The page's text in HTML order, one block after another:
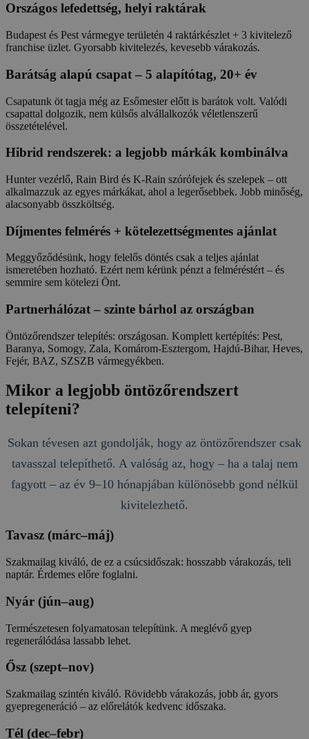
Országos lefedettség, helyi raktárak
Budapest és Pest vármegye területén 4 raktárkészlet + 3 kivitelező
franchise üzlet. Gyorsabb kivitelezés, kevesebb várakozás.
Barátság alapú csapat – 5 alapítótag, 20+ év
Csapatunk öt tagja még az Esőmester előtt is barátok volt. Valódi
csapattal dolgozik, nem külsős alvállalkozók véletlenszerű
összetételével.
Hibrid rendszerek: a legjobb márkák kombinálva
Hunter vezérlő, Rain Bird és K-Rain szórófejek és szelepek – ott
alkalmazzuk az egyes márkákat, ahol a legerősebbek. Jobb minőség,
alacsonyabb összköltség.
Díjmentes felmérés + kötelezettségmentes ajánlat
Meggyőződésünk, hogy felelős döntés csak a teljes ajánlat
ismeretében hozható. Ezért nem kérünk pénzt a felméréstért – és
semmire sem kötelezi Önt.
Partnerhálózat – szinte bárhol az országban
Öntözőrendszer telepítés: országosan. Komplett kertépítés: Pest,
Baranya, Somogy, Zala, Komárom-Esztergom, Hajdú-Bihar, Heves,
Fejér, BAZ, SZSZB vármegyékben.
Mikor a legjobb öntözőrendszert
telepíteni?
Sokan tévesen azt gondolják, hogy az öntözőrendszer csak
tavasszal telepíthető. A valóság az, hogy – ha a talaj nem
fagyott – az év 9–10 hónapjában különösebb gond nélkül
kivitelezhető.
Tavasz (márc–máj)
Szakmailag kiváló, de ez a csúcsidőszak: hosszabb várakozás, teli
naptár. Érdemes előre foglalni.
Nyár (jún–aug)
Természetesen folyamatosan telepítünk. A meglévő gyep
regenerálódása lassabb lehet.
Ősz (szept–nov)
Szakmailag szintén kiváló. Rövidebb várakozás, jobb ár, gyors
gyepregeneráció – az előrelátók kedvenc időszaka.
Tél (dec–febr)